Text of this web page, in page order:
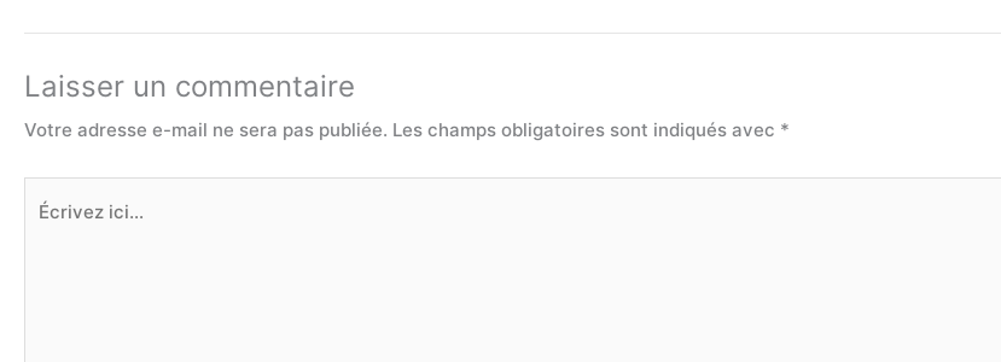
Laisser un commentaire
Votre adresse e-mail ne sera pas publiée. Les champs obligatoires sont indiqués avec *
Écrivez